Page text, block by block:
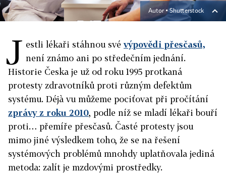
Autor ▪ Shutterstock
J estli lékaři stáhnou svévýpovědi přesčasů,
není známo ani po středečním jednání.
Historie Česka je už od roku 1995 protkaná
protesty zdravotníků proti různým defektům
systému. Déjà vu můžeme pociťovat při pročítání
zprávy z roku 2010, podle níž se mladí lékaři bouří
proti… přemíře přesčasů. Časté protesty jsou
mimo jiné výsledkem toho, že se na řešení
systémových problémů mnohdy uplatňovala jediná
metoda: zalít je mzdovými prostředky.